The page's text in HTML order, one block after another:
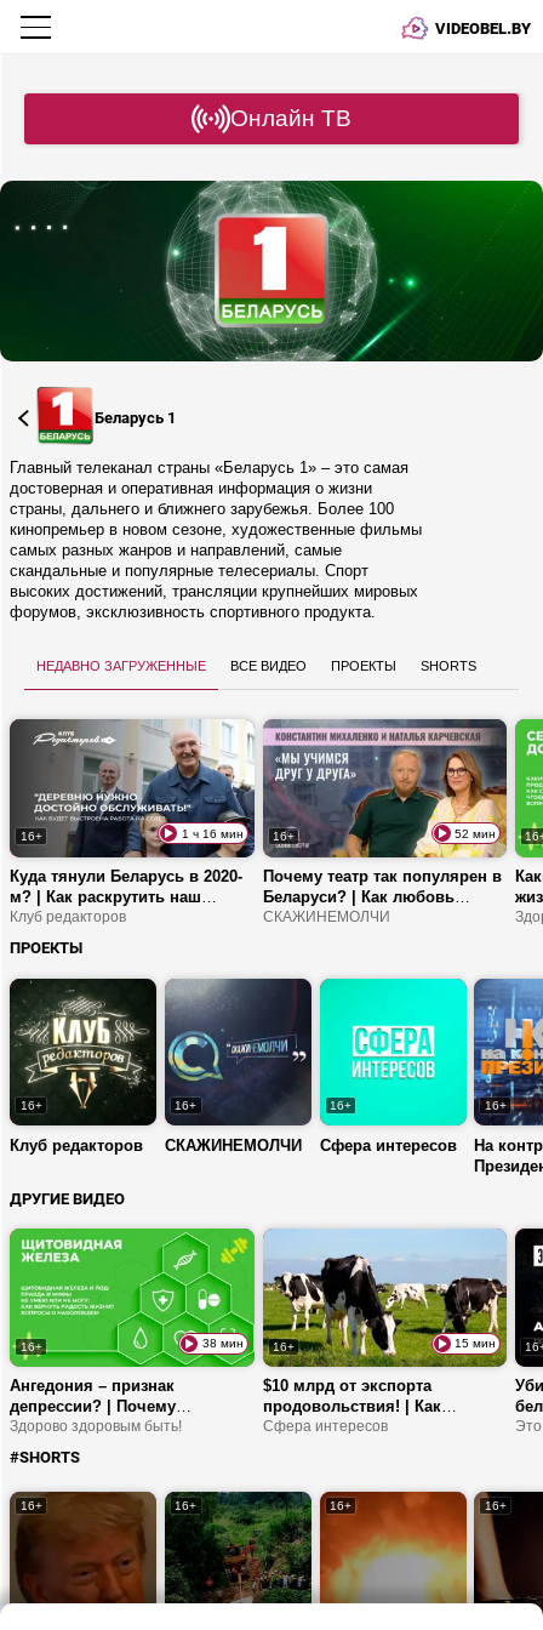
VIDEOBEL.BY
Онлайн ТВ
Беларусь 1
Главный телеканал страны «Беларусь 1» – это самая
достоверная и оперативная информация о жизни
страны, дальнего и ближнего зарубежья. Более 100
кинопремьер в новом сезоне, художественные фильмы
самых разных жанров и направлений, самые
скандальные и популярные телесериалы. Спорт
высоких достижений, трансляции крупнейших мировых
форумов, эксклюзивность спортивного продукта.
Недавно загруженные Все видео Проекты Shorts
16+ 1 ч 16 мин
Куда тянули Беларусь в 2020-
м? | Как раскрутить наш
легпром в соцсетях? | Двери
НАТО закрыты для всех?
Клуб редакторов
16+ 52 мин
Почему театр так популярен в
Беларуси? | Как любовь
объединила двух
Молодежного театра?
СКАЖИНЕМОЛЧИ
ПРОЕКТЫ
16+
Клуб редакторов
16+
СКАЖИНЕМОЛЧИ
16+
Сфера интересов
16+
На
ДРУГИЕ ВИДЕО
16+ 38 мин
Ангедония – признак
депрессии? | Почему
щитовидная железа любит
йод? | На что указывает
завышенный креатинин в
крови?
Здорово здоровым быть!
16+ 15 мин
$10 млрд от экспорта
продовольствия! | Как
развивается рекламный
Сфера интересов Это
#SHORTS
16+ 16+ 16+ 16+